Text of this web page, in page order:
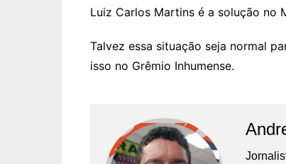
Luiz Carlos Martins é a solução no
Talvez essa situação seja normal
isso no Grêmio Inhumense.